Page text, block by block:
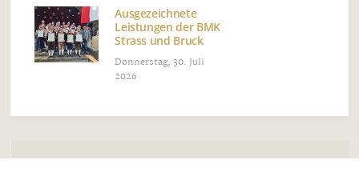
Ausgezeichnete
Leistungen der BMK
Strass und Bruck
Donnerstag, 30. Juli
2026